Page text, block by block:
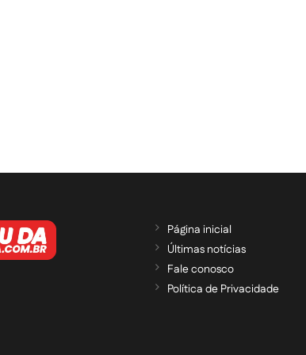
Página inicial
Últimas notícias
Fale conosco
Política de Privacidade